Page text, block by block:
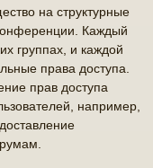
на структурные
Каждый
группах, и каждой
права доступа.
прав доступа
например,